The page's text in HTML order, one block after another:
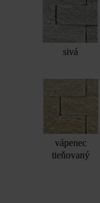
sivá
vápenec
tieňovaný